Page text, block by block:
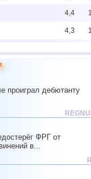
4,4 1
4,3 1
проиграл дебютанту
ФРГ от
в...